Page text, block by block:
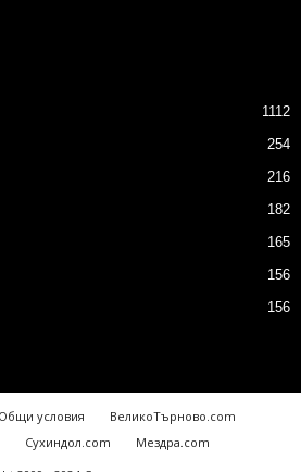
1112
254
216
182
165
156
156
Общи условия
ВеликоТърново.com
Сухиндол.com
Мездра.com